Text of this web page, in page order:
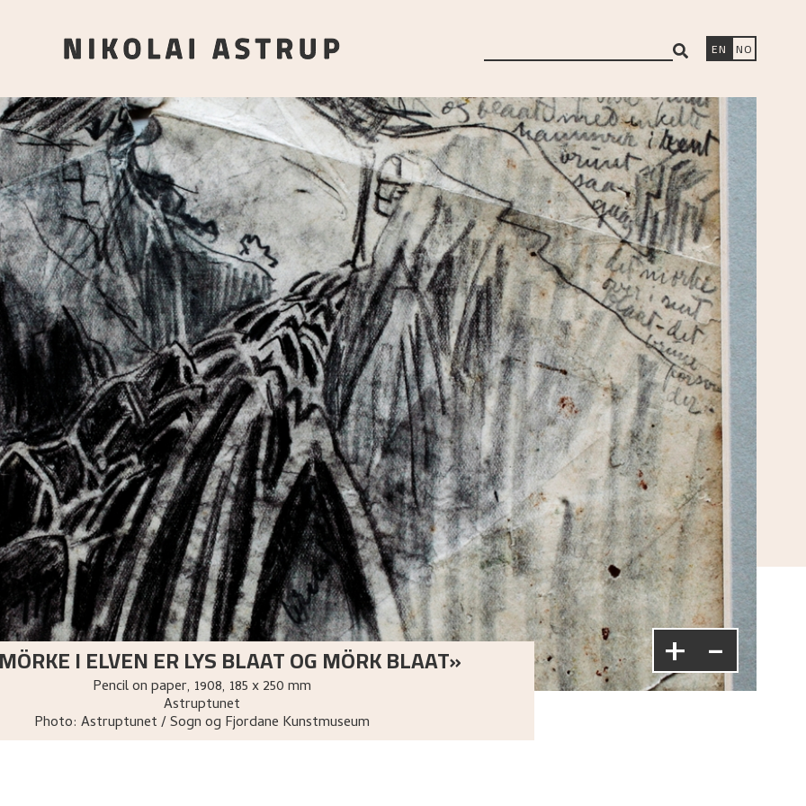
EN NO
+ -
I ELVEN ER LYS BLAAT OG MÖRK BLAAT»
Pencil on paper, 1908, 185 x 250 mm
Astruptunet
Photo: Astruptunet / Sogn og Fjordane Kunstmuseum